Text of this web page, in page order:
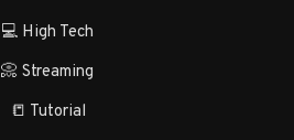
💻 High Tech
📀 Streaming
📒 Tutorial